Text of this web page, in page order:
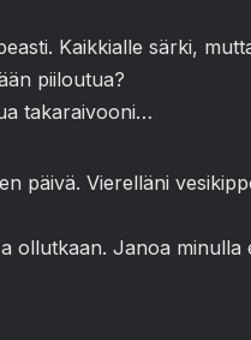
Kaikkialle särki,
piiloutua?
takaraivooni…
päivä. Vierelläni
ollutkaan. Janoa